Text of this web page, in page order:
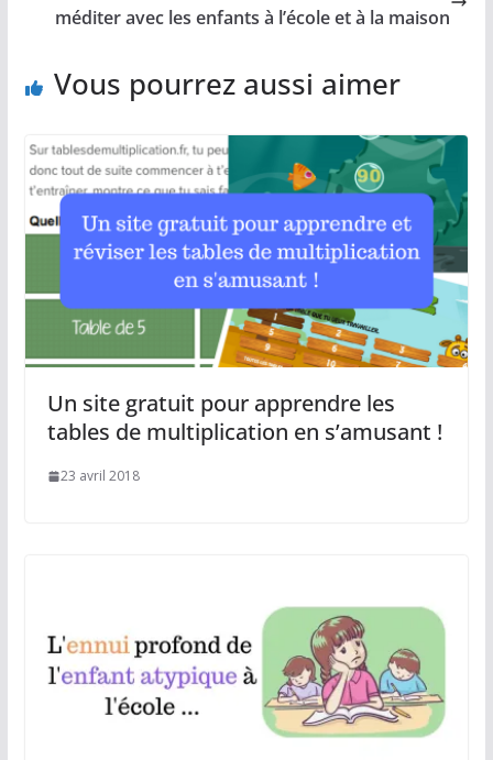
méditer avec les enfants à l’école et à la maison
Vous pourrez aussi aimer
Un site gratuit pour apprendre les
tables de multiplication en s’amusant !
23 avril 2018